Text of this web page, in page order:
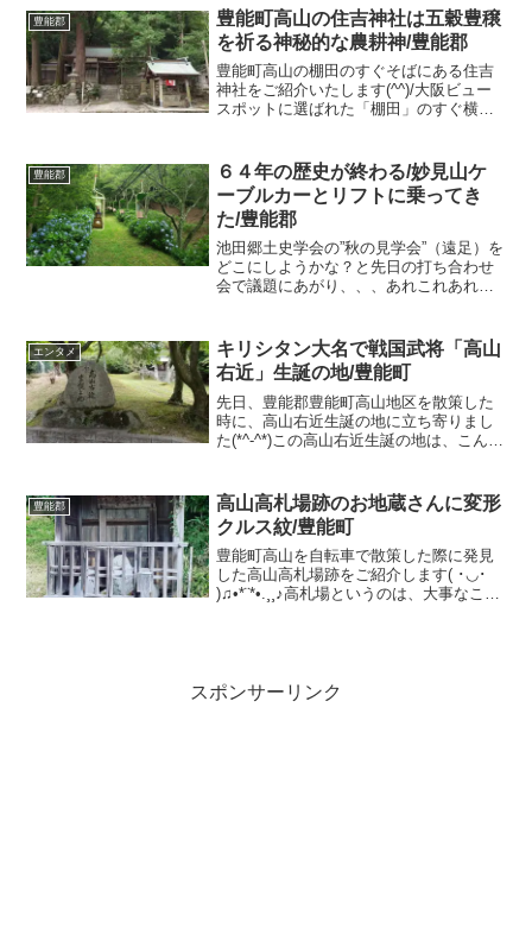
も後ろから一台も車が来ることもなく独
走状態でのんびり...
豊能郡
豊能町高山の住吉神社は五穀豊穣
を祈る神秘的な農耕神/豊能郡
豊能町高山の棚田のすぐそばにある住吉
神社をご紹介いたします(^^)/大阪ビュー
スポットに選ばれた「棚田」のすぐ横に
続けた場所の神秘的な空気がみなぎって
います。神社を守る...
豊能郡
６４年の歴史が終わる/妙見山ケ
ーブルカーとリフトに乗ってき
た/豊能郡
池田郷土史学会の”秋の見学会”（遠足）を
どこにしようかな？と先日の打ち合わせ
会で議題にあがり、、、あれこれあれこ
🎉🎉🎉来年の６月にケーブルその他もろ
もろが廃止になる前に...
エンタメ
キリシタン大名で戦国武将「高山
右近」生誕の地/豊能町
先日、豊能郡豊能町高山地区を散策した
時に、高山右近生誕の地に立ち寄りまし
た(*^-^*)この高山右近生誕の地は、こんも
になってて、とても見晴らしよく小さい
お社があって、...
豊能郡
高山高札場跡のお地蔵さんに変形
クルス紋/豊能町
豊能町高山を自転車で散策した際に発見
した高山高札場跡をご紹介します( ･◡･
)♫•*¨*•.¸¸♪高札場というのは、大事なこと
スポンサーリンク